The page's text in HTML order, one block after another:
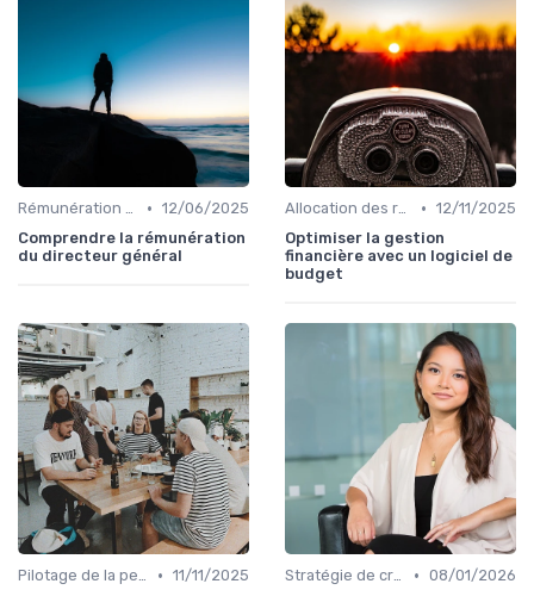
Rémunération & incentives exécutifs • 12/06/2025
Comprendre la rémunération
du directeur général
Allocation des ressources • 12/11/2025
Optimiser la gestion
financière avec un logiciel de
budget
Pilotage de la performance globale • 11/11/2025
Stratégie de croissance • 08/01/2026